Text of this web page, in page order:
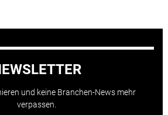
und keine Branchen-News mehr
verpassen.